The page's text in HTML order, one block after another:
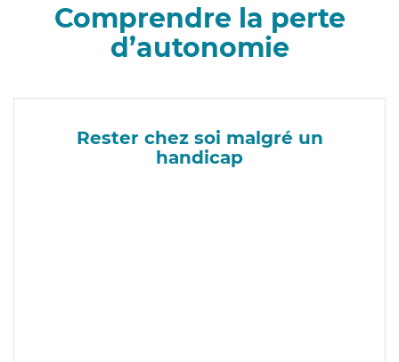
Comprendre la perte
d’autonomie
Rester chez soi malgré un
handicap